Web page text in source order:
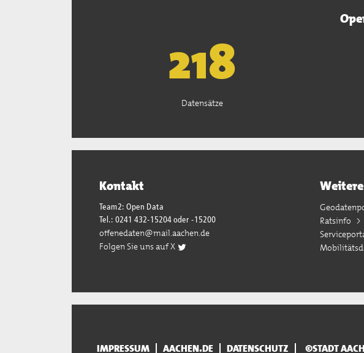
221
Datensätze
Kontakt
Team2: Open Data
Tel.: 0241 432-15204 oder -15200
offenedaten@mail.aachen.de
Folgen Sie uns auf X
Ratsinfo
IMPRESSUM AACHEN.DE DATENSCHUTZ ©STADT